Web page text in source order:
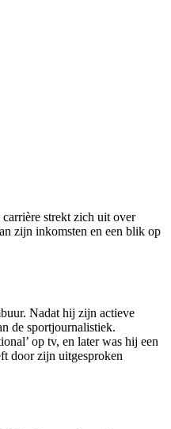
zijn inkomsten en een blik op
Nadat hij zijn actieve
de sportjournalistiek.
op tv, en later was hij een
door zijn uitgesproken